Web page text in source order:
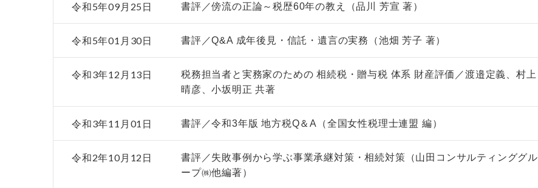
令和5年09月25日 書評／傍流の正論～税歴60年の教え（品川 芳宣 著）
令和5年01月30日 書評／Q&A 成年後見・信託・遺言の実務（池畑 芳子 著）
令和3年12月13日
税務担当者と実務家のための 相続税・贈与税 体系 財産評価／渡邉定義、村上
晴彦、小坂明正 共著
令和3年11月01日 書評／令和3年版 地方税Q＆A（全国女性税理士連盟 編）
令和2年10月12日
書評／失敗事例から学ぶ事業承継対策・相続対策（山田コンサルティンググル
ープ㈱他編著）